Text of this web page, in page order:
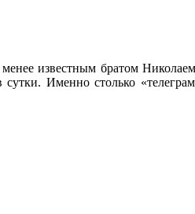
известным братом
Именно столько